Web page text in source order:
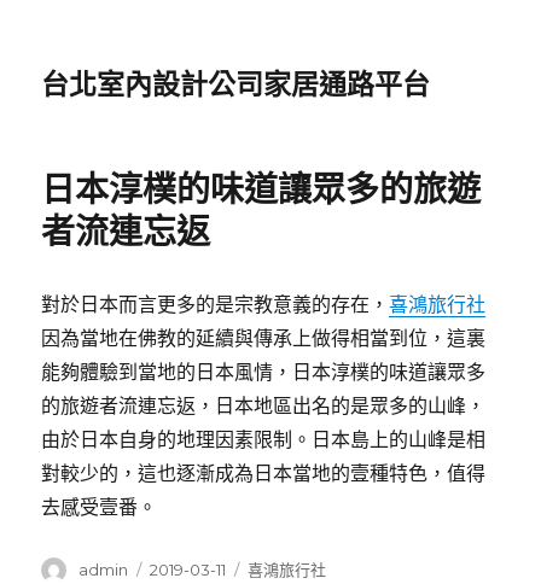
台北室內設計公司家居通路平台
日本淳樸的味道讓眾多的旅遊
者流連忘返
對於日本而言更多的是宗教意義的存在，喜鴻旅行社
因為當地在佛教的延續與傳承上做得相當到位，這裏
能夠體驗到當地的日本風情，日本淳樸的味道讓眾多
的旅遊者流連忘返，日本地區出名的是眾多的山峰，
由於日本自身的地理因素限制。日本島上的山峰是相
對較少的，這也逐漸成為日本當地的壹種特色，值得
去感受壹番。
作
admin
發
2019-03-11
分
喜鴻旅行社